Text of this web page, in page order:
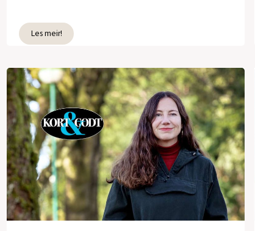
Les meir!